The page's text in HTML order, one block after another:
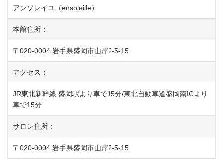
アンソレイユ（ensoleille）
本館住所：
〒020-0004 岩手県盛岡市山岸2-5-15
アクセス：
JR東北新幹線 盛岡駅より車で15分/東北自動車道盛岡南ICより
車で15分
サロン住所：
〒020-0004 岩手県盛岡市山岸2-5-15